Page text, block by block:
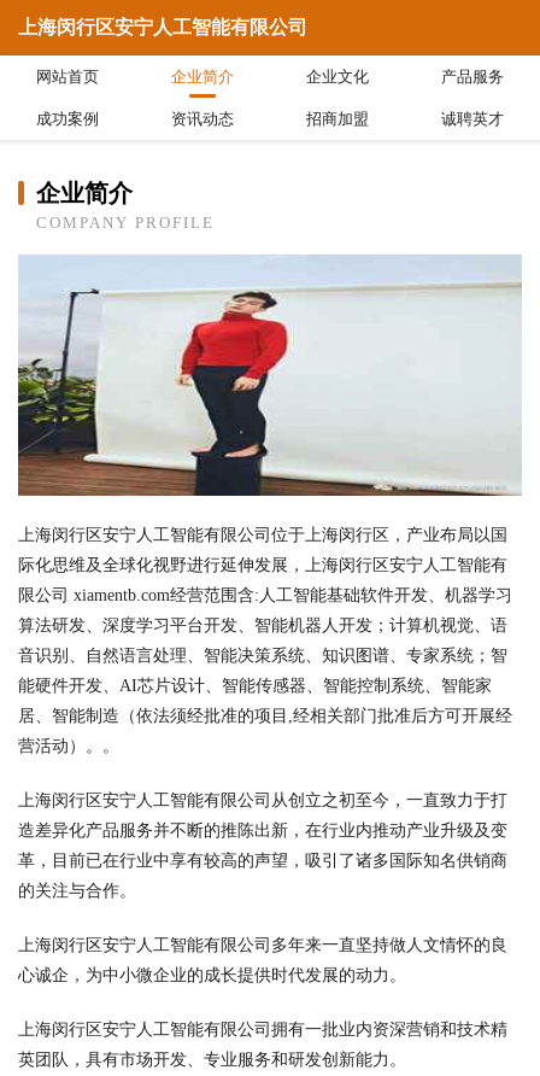
上海闵行区安宁人工智能有限公司
网站首页 企业简介 企业文化 产品服务
成功案例 资讯动态 招商加盟 诚聘英才
企业简介
COMPANY PROFILE
上海闵行区安宁人工智能有限公司位于上海闵行区，产业布局以国
际化思维及全球化视野进行延伸发展，上海闵行区安宁人工智能有
限公司 xiamentb.com经营范围含:人工智能基础软件开发、机器学习
算法研发、深度学习平台开发、智能机器人开发；计算机视觉、语
音识别、自然语言处理、智能决策系统、知识图谱、专家系统；智
能硬件开发、AI芯片设计、智能传感器、智能控制系统、智能家
居、智能制造（依法须经批准的项目,经相关部门批准后方可开展经
营活动）。。
上海闵行区安宁人工智能有限公司从创立之初至今，一直致力于打
造差异化产品服务并不断的推陈出新，在行业内推动产业升级及变
革，目前已在行业中享有较高的声望，吸引了诸多国际知名供销商
的关注与合作。
上海闵行区安宁人工智能有限公司多年来一直坚持做人文情怀的良
心诚企，为中小微企业的成长提供时代发展的动力。
上海闵行区安宁人工智能有限公司拥有一批业内资深营销和技术精
英团队，具有市场开发、专业服务和研发创新能力。